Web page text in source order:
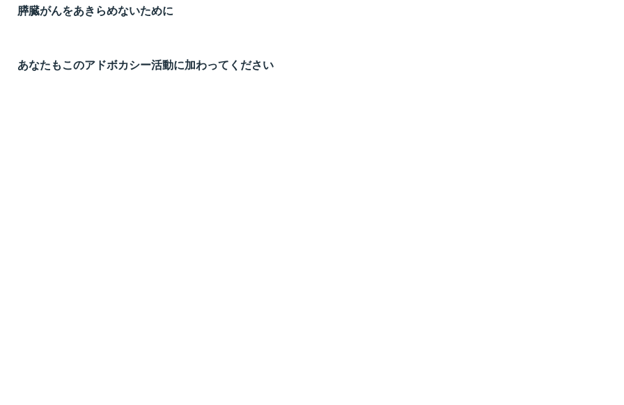
膵臓がんをあきらめないために
あなたもこのアドボカシー活動に加わってください